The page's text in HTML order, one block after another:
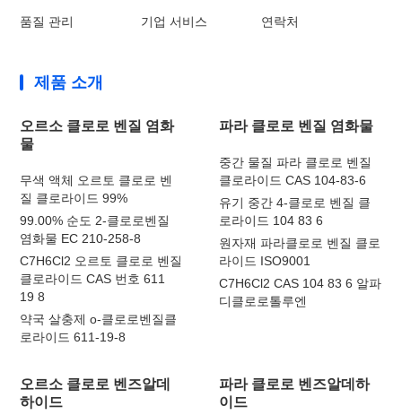
품질 관리 기업 서비스 연락처
제품 소개
오르소 클로로 벤질 염화
물
무색 액체 오르토 클로로 벤
질 클로라이드 99%
99.00% 순도 2-클로로벤질
염화물 EC 210-258-8
C7H6Cl2 오르토 클로로 벤질
클로라이드 CAS 번호 611
19 8
약국 살충제 o-클로로벤질클
로라이드 611-19-8
파라 클로로 벤질 염화물
중간 물질 파라 클로로 벤질
클로라이드 CAS 104-83-6
유기 중간 4-클로로 벤질 클
로라이드 104 83 6
원자재 파라클로로 벤질 클로
라이드 ISO9001
C7H6Cl2 CAS 104 83 6 알파
디클로로톨루엔
오르소 클로로 벤즈알데
하이드
파라 클로로 벤즈알데하
이드